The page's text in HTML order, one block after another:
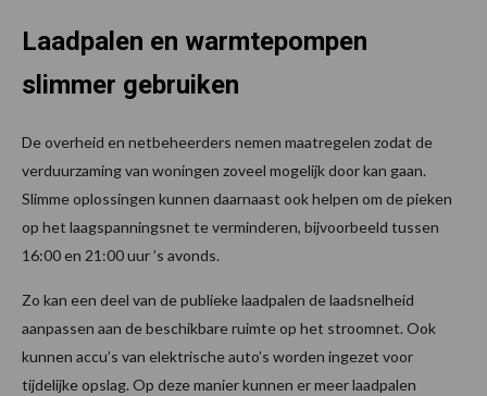
Laadpalen en warmtepompen
slimmer gebruiken
De overheid en netbeheerders nemen maatregelen zodat de
verduurzaming van woningen zoveel mogelijk door kan gaan.
Slimme oplossingen kunnen daarnaast ook helpen om de pieken
op het laagspanningsnet te verminderen, bijvoorbeeld tussen
16:00 en 21:00 uur ’s avonds.
Zo kan een deel van de publieke laadpalen de laadsnelheid
aanpassen aan de beschikbare ruimte op het stroomnet. Ook
kunnen accu’s van elektrische auto’s worden ingezet voor
tijdelijke opslag. Op deze manier kunnen er meer laadpalen